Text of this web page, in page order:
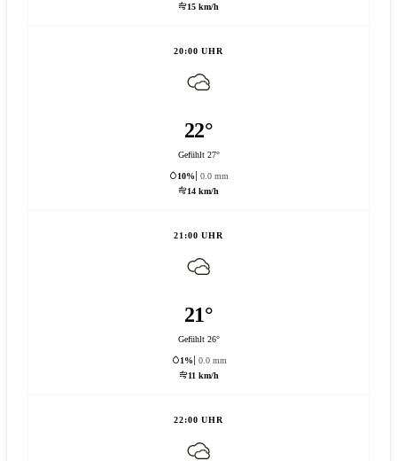
15 km/h
20:00 UHR
22°
Gefühlt 27°
10%
0.0 mm
14 km/h
21:00 UHR
21°
Gefühlt 26°
1%
0.0 mm
11 km/h
22:00 UHR